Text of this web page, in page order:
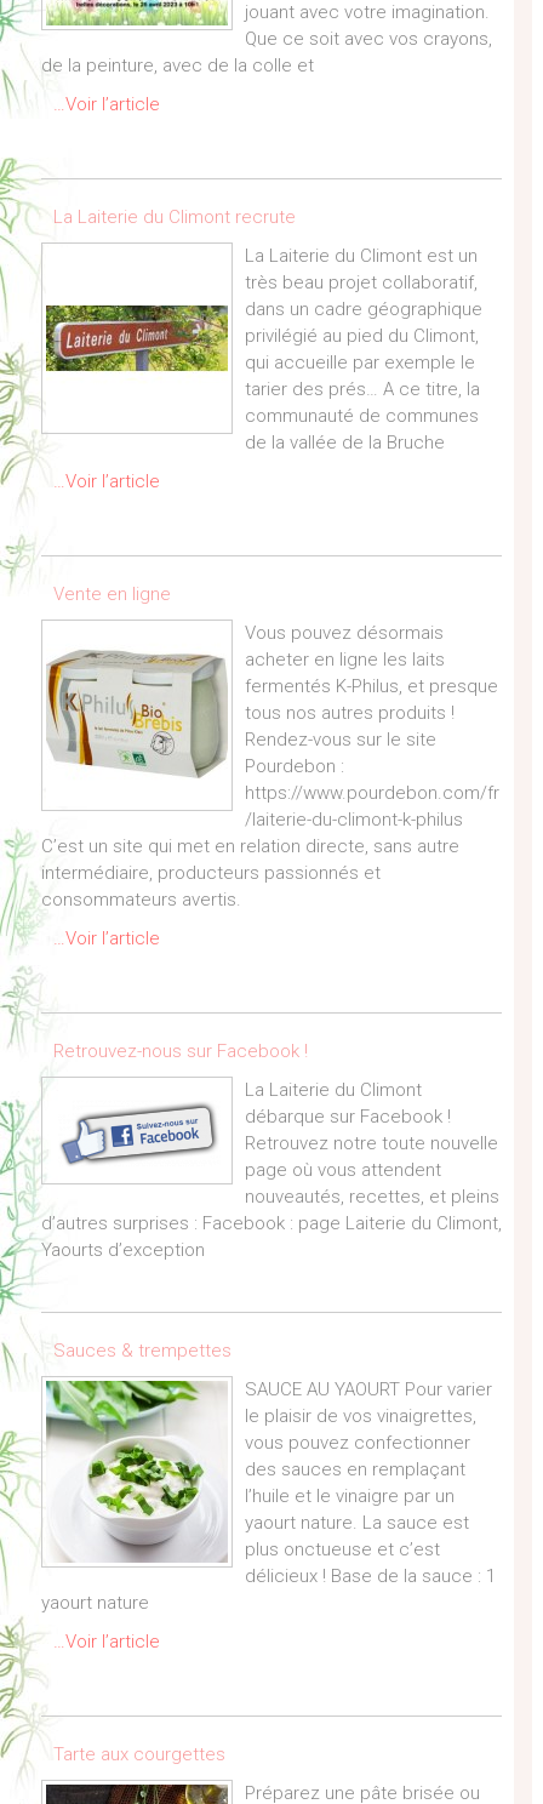
jouant avec votre imagination.
Que ce soit avec vos crayons,
de la peinture, avec de la colle et
…Voir l’article
La Laiterie du Climont recrute
La Laiterie du Climont est un
très beau projet collaboratif,
dans un cadre géographique
privilégié au pied du Climont,
qui accueille par exemple le
tarier des prés… A ce titre, la
communauté de communes
de la vallée de la Bruche
…Voir l’article
Vente en ligne
Vous pouvez désormais
acheter en ligne les laits
fermentés K-Philus, et presque
tous nos autres produits !
Rendez-vous sur le site
Pourdebon :
https://www.pourdebon.com/fr
/laiterie-du-climont-k-philus
C’est un site qui met en relation directe, sans autre
intermédiaire, producteurs passionnés et
consommateurs avertis.
…Voir l’article
Retrouvez-nous sur Facebook !
La Laiterie du Climont
débarque sur Facebook !
Retrouvez notre toute nouvelle
page où vous attendent
nouveautés, recettes, et pleins
d’autres surprises : Facebook : page Laiterie du Climont,
Yaourts d’exception
Sauces & trempettes
SAUCE AU YAOURT Pour varier
le plaisir de vos vinaigrettes,
vous pouvez confectionner
des sauces en remplaçant
l’huile et le vinaigre par un
yaourt nature. La sauce est
plus onctueuse et c’est
délicieux ! Base de la sauce : 1
yaourt nature
…Voir l’article
Tarte aux courgettes
Préparez une pâte brisée ou